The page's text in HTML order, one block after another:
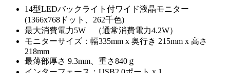
14型LEDバックライト付ワイド液晶モニター
(1366x768ドット、262千色)
最大消費電力5W （通常消費電力4.2W）
モニターサイズ：幅335mm x 奥行き 215mm x 高さ
218mm
最薄部厚さ 9.3mm、重さ840ｇ